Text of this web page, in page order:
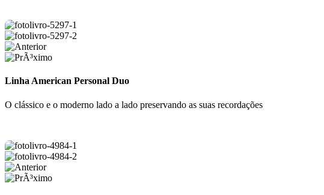
Linha American Personal Duo
O clássico e o moderno lado a lado preservando as suas recordações